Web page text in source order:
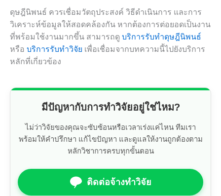
ดุษฎีนิพนธ์ ควรเชื่อมวัตถุประสงค์ วิธีดำเนินการ และการ
วิเคราะห์ข้อมูลให้สอดคล้องกัน หากต้องการต่อยอดเป็นงาน
ที่พร้อมใช้งานมากขึ้น สามารถดู บริการรับทำดุษฎีนิพนธ์
หรือ บริการรับทำวิจัย เพื่อเชื่อมจากบทความนี้ไปยังบริการ
หลักที่เกี่ยวข้อง
มีปัญหากับการทำวิจัยอยู่ใช่ไหม?
ไม่ว่าวิจัยของคุณจะซับซ้อนหรือเวลาเร่งแค่ไหน ทีมเรา
พร้อมให้คำปรึกษา แก้ไขปัญหา และดูแลให้งานถูกต้องตาม
หลักวิชาการครบทุกขั้นตอน
ติดต่อจ้างทำวิจัย